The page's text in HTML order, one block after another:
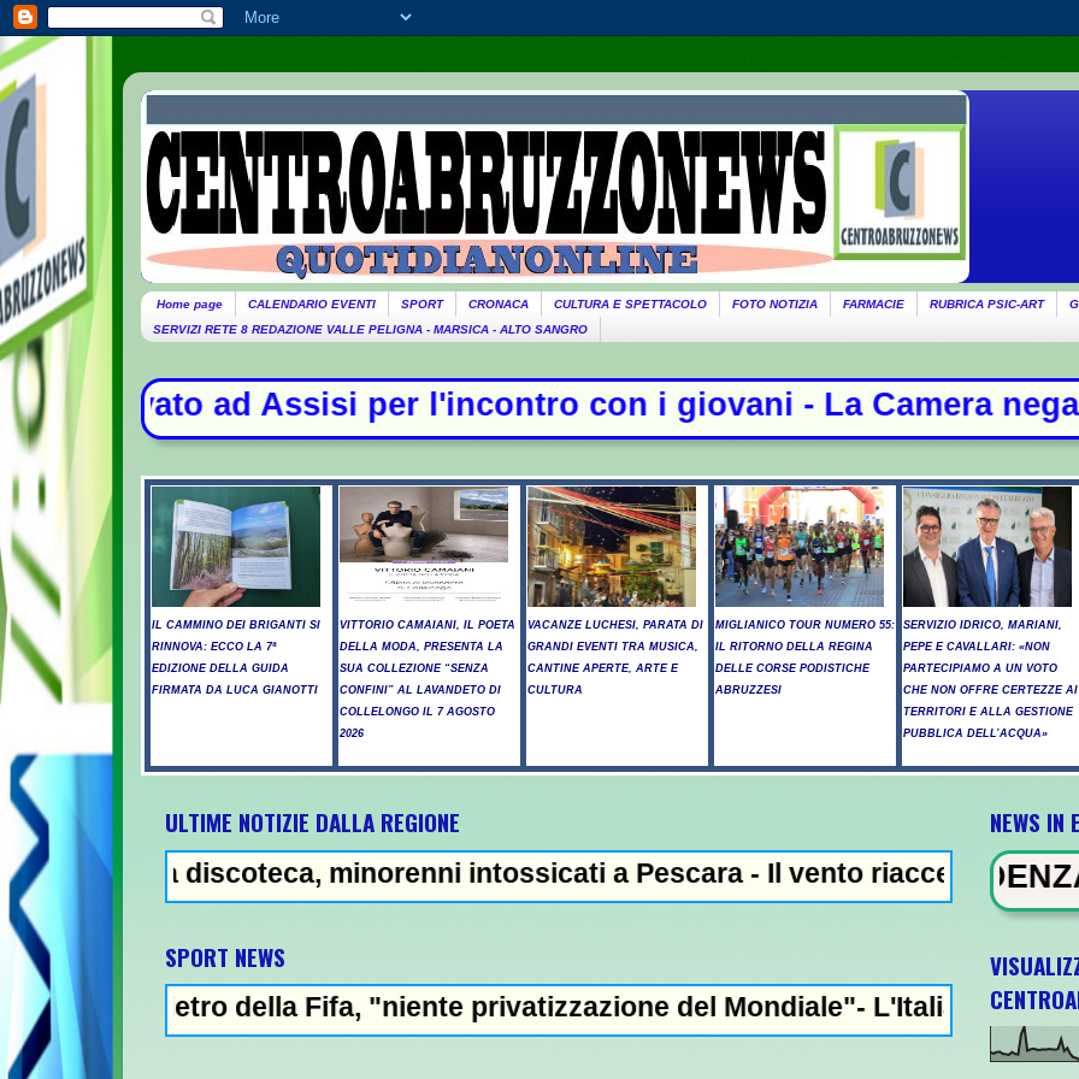
Home page CALENDARIO EVENTI SPORT CRONACA CULTURA E SPETTACOLO FOTO NOTIZIA FARMACIE RUBRICA PSIC-ART
SERVIZI RETE 8 REDAZIONE VALLE PELIGNA - MARSICA - ALTO SANGRO
per l'incontro con i giovani - La Camera nega
IL CAMMINO DEI BRIGANTI SI
RINNOVA: ECCO LA 7ª
EDIZIONE DELLA GUIDA
FIRMATA DA LUCA GIANOTTI
VITTORIO CAMAIANI, IL POETA
DELLA MODA, PRESENTA LA
SUA COLLEZIONE “SENZA
CONFINI” AL LAVANDETO DI
COLLELONGO IL 7 AGOSTO
2026
VACANZE LUCHESI, PARATA DI
GRANDI EVENTI TRA MUSICA,
CANTINE APERTE, ARTE E
CULTURA
MIGLIANICO TOUR NUMERO 55:
IL RITORNO DELLA REGINA
DELLE CORSE PODISTICHE
ABRUZZESI
SERVIZIO IDRICO, MARIANI,
PEPE E CAVALLARI: «NON
PARTECIPIAMO A UN VOTO
CHE NON OFFRE CERTEZZE AI
TERRITORI E ALLA GESTIONE
PUBBLICA DELL’ACQUA»
ULTIME NOTIZIE DALLA REGIONE
minorenni intossicati a Pescara - Il vento riaccende il rogo
SPORT NEWS
della Fifa, "niente privatizzazione del Mondiale"- L'Italia U21 il 5 ottobre a
NEWS IN
NEWS IN EVIDENZA - Trump,